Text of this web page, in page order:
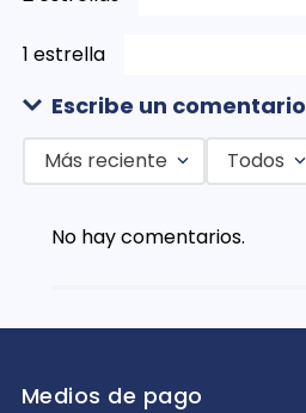
1 estrella
Escribe un comentario
Título
★★★★★
Más reciente Todos
No hay comentarios.
Medios de pago